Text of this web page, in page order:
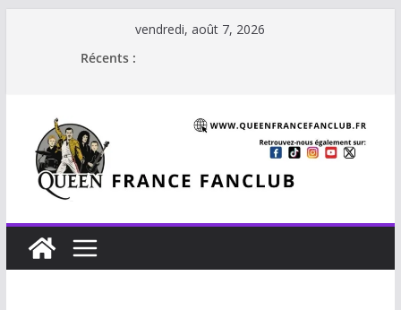
vendredi, août 7, 2026
Récents :